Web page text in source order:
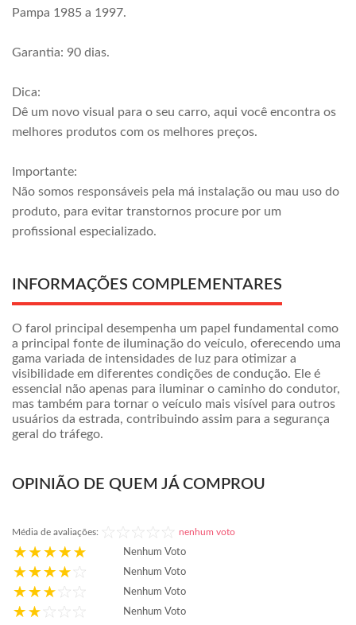
Pampa 1985 a 1997.
Garantia: 90 dias.
Dica:
Dê um novo visual para o seu carro, aqui você encontra os
melhores produtos com os melhores preços.
Importante:
Não somos responsáveis pela má instalação ou mau uso do
produto, para evitar transtornos procure por um
profissional especializado.
INFORMAÇÕES COMPLEMENTARES
O farol principal desempenha um papel fundamental como
a principal fonte de iluminação do veículo, oferecendo uma
gama variada de intensidades de luz para otimizar a
visibilidade em diferentes condições de condução. Ele é
essencial não apenas para iluminar o caminho do condutor,
mas também para tornar o veículo mais visível para outros
usuários da estrada, contribuindo assim para a segurança
geral do tráfego.
OPINIÃO DE QUEM JÁ COMPROU
Média de avaliações: nenhum voto
Nenhum Voto
Nenhum Voto
Nenhum Voto
Nenhum Voto